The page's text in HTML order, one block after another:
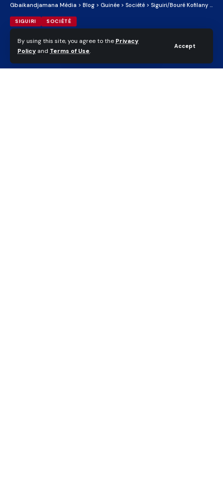
By using this site, you agree to the Privacy
Policy and Terms of Use.
Accept
Gbaikandjamana Média > Blog > Guinée > Société > Siguiri/Bouré Kofilany : un choc violent entre une moto et un tricycle fait un mort, le conducteur en fuite.
SIGUIRI SOCIÉTÉ
Siguiri/Bouré Kofilany : un
choc violent entre une moto